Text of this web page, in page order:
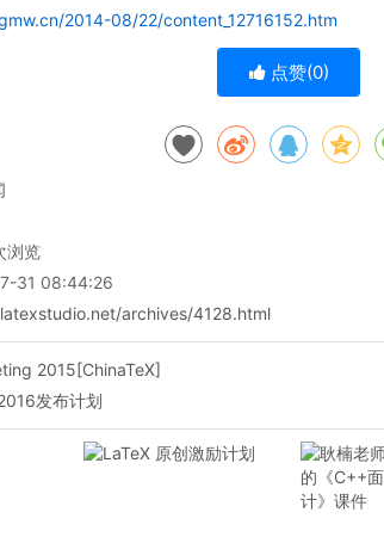
2014-08/22/content_12716152.htm
点赞(0)
浏览
31 08:44:26
archives/4128.html
2015[ChinaTeX]
发布计划